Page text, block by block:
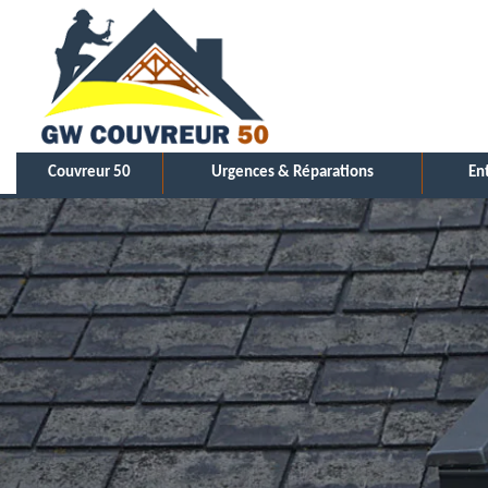
Couvreur 50 Urgences & Réparations